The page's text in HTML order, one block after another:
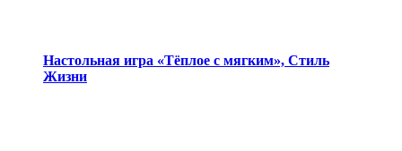
Настольная игра «Тёплое с мягким», Стиль
Жизни